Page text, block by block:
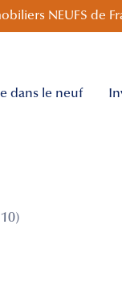
NEUFS de
dans le neuf